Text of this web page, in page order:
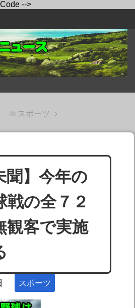
-->
スポーツ
聞】今年の
戦の全７２
観客で実施
スポーツ